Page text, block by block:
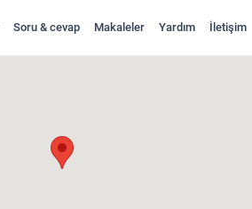
Soru & cevap Makaleler Yardım İletişim